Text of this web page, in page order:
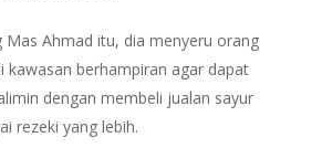
Mas Ahmad itu, dia menyeru orang
kawasan berhampiran agar dapat
dengan membeli jualan sayur
rezeki yang lebih.